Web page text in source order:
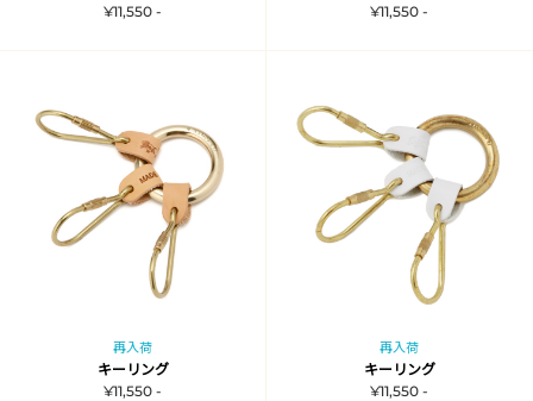
¥11,550 -
¥11,550 -
再入荷
キーリング
¥11,550 -
再入荷
キーリング
¥11,550 -